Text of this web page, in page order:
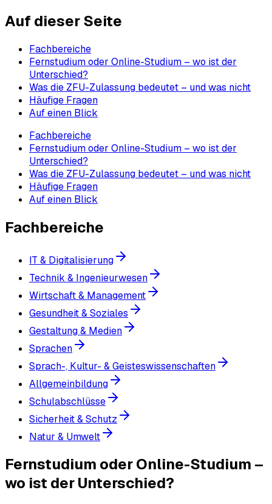
Auf dieser Seite
Fachbereiche
Fernstudium oder Online-Studium – wo ist der
Unterschied?
Was die ZFU-Zulassung bedeutet – und was nicht
Häufige Fragen
Auf einen Blick
Fachbereiche
Fernstudium oder Online-Studium – wo ist der
Unterschied?
Was die ZFU-Zulassung bedeutet – und was nicht
Häufige Fragen
Auf einen Blick
Fachbereiche
IT & Digitalisierung
Technik & Ingenieurwesen
Wirtschaft & Management
Gesundheit & Soziales
Gestaltung & Medien
Sprachen
Sprach-, Kultur- & Geisteswissenschaften
Allgemeinbildung
Schulabschlüsse
Sicherheit & Schutz
Natur & Umwelt
Fernstudium oder Online-Studium –
wo ist der Unterschied?